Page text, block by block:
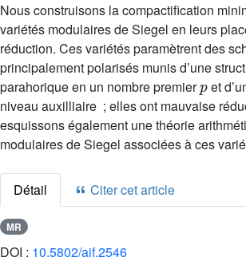
Nous construisons la compactification
variétés modulaires de Siegel en leurs
réduction. Ces variétés paramètrent des
principalement polarisés munis d’une
parahorique en un nombre premier
p
et
niveau auxilliaire ; elles ont mauvaise
esquissons également une théorie
modulaires de Siegel associées à ces
Détail Citer cet article
MR
DOI : 10.5802/aif.2546